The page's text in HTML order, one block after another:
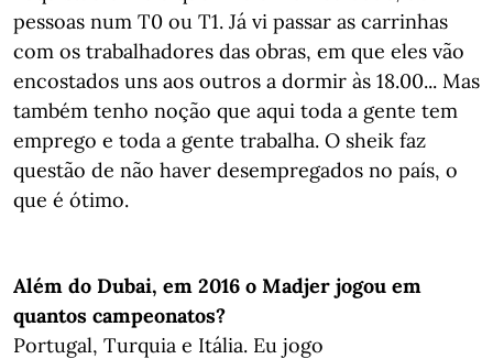
pessoas num T0 ou T1. Já vi passar as carrinhas
com os trabalhadores das obras, em que eles vão
encostados uns aos outros a dormir às 18.00... Mas
também tenho noção que aqui toda a gente tem
emprego e toda a gente trabalha. O sheik faz
questão de não haver desempregados no país, o
que é ótimo.
Além do Dubai, em 2016 o Madjer jogou em
quantos campeonatos?
Portugal, Turquia e Itália. Eu jogo